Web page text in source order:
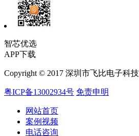
智芯优选
APP下载
Copyright © 2017 深圳市飞比电子科
粤ICP备13002934号 免责申明
网站首页
案例视频
电话咨询